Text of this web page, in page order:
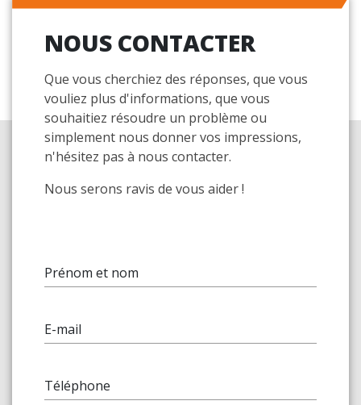
NOUS CONTACTER
Que vous cherchiez des réponses, que vous
vouliez plus d'informations, que vous
souhaitiez résoudre un problème ou
simplement nous donner vos impressions,
n'hésitez pas à nous contacter.
Nous serons ravis de vous aider !
Prénom et nom
E-mail
Téléphone